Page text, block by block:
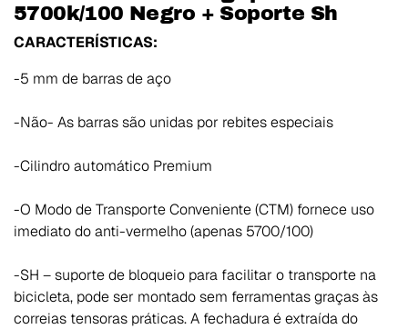
5700k/100 Negro + Soporte Sh
CARACTERÍSTICAS:
-5 mm de barras de aço
-Não- As barras são unidas por rebites especiais
-Cilindro automático Premium
-O Modo de Transporte Conveniente (CTM) fornece uso
imediato do anti-vermelho (apenas 5700/100)
-SH – suporte de bloqueio para facilitar o transporte na
bicicleta, pode ser montado sem ferramentas graças às
correias tensoras práticas. A fechadura é extraída do